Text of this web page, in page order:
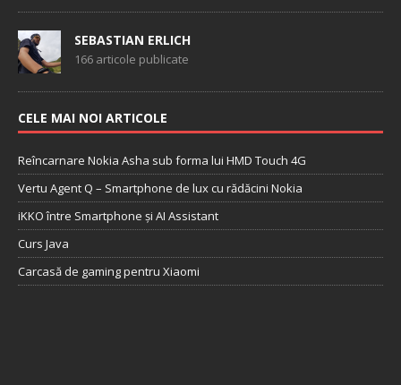
SEBASTIAN ERLICH
166 articole publicate
CELE MAI NOI ARTICOLE
Reîncarnare Nokia Asha sub forma lui HMD Touch 4G
Vertu Agent Q – Smartphone de lux cu rădăcini Nokia
iKKO între Smartphone și AI Assistant
Curs Java
Carcasă de gaming pentru Xiaomi